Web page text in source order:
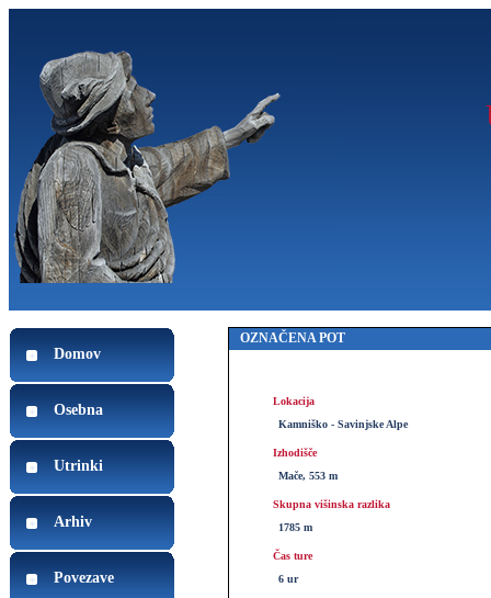
Domov
Osebna
Utrinki
Arhiv
Povezave
OZNAČENA POT
Lokacija
Kamniško - Savinjske Alpe
Izhodišče
Mače, 553 m
Skupna višinska razlika
1785 m
Čas ture
6 ur